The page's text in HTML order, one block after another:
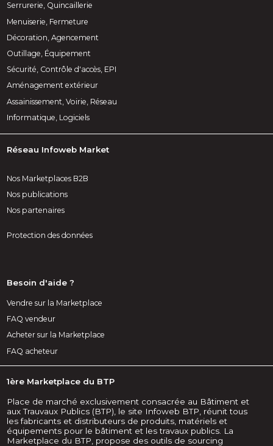
Serrurerie, Quincaillerie
Menuiserie, Fermeture
Décoration, Agencement
Outillage, Équipement
Sécurité, Contrôle d'accès, EPI
Aménagement extérieur
Assainissement, Voirie, Réseau
Informatique, Logiciels
Réseau Infoweb Market
Nos Marketplaces B2B
Nos publications
Nos partenaires
Protection des données
Besoin d'aide ?
Vendre sur la Marketplace
FAQ vendeur
Acheter sur la Marketplace
FAQ acheteur
1ère Marketplace du BTP
Place de marché exclusivement consacrée au Bâtiment et
aux Trauvaux Publics (BTP), le site Infoweb BTP, réunit tous
les fabricants et distributeurs de produits, matériels et
équipements pour le bâtiment et les travaux publics. La
Marketplace du BTP, propose des outils de sourcing